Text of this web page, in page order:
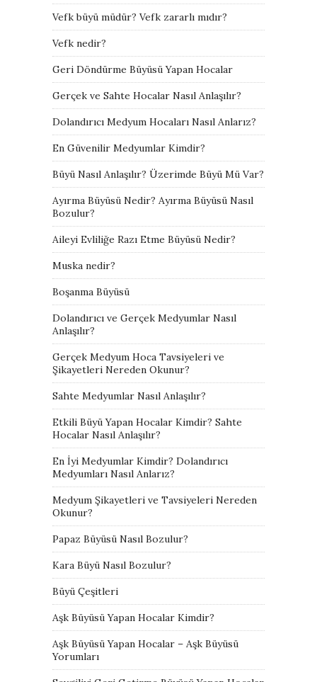
Vefk büyü müdür? Vefk zararlı mıdır?
Vefk nedir?
Geri Döndürme Büyüsü Yapan Hocalar
Gerçek ve Sahte Hocalar Nasıl Anlaşılır?
Dolandırıcı Medyum Hocaları Nasıl Anlarız?
En Güvenilir Medyumlar Kimdir?
Büyü Nasıl Anlaşılır? Üzerimde Büyü Mü Var?
Ayırma Büyüsü Nedir? Ayırma Büyüsü Nasıl
Bozulur?
Aileyi Evliliğe Razı Etme Büyüsü Nedir?
Muska nedir?
Boşanma Büyüsü
Dolandırıcı ve Gerçek Medyumlar Nasıl
Anlaşılır?
Gerçek Medyum Hoca Tavsiyeleri ve
Şikayetleri Nereden Okunur?
Sahte Medyumlar Nasıl Anlaşılır?
Etkili Büyü Yapan Hocalar Kimdir? Sahte
Hocalar Nasıl Anlaşılır?
En İyi Medyumlar Kimdir? Dolandırıcı
Medyumları Nasıl Anlarız?
Medyum Şikayetleri ve Tavsiyeleri Nereden
Okunur?
Papaz Büyüsü Nasıl Bozulur?
Kara Büyü Nasıl Bozulur?
Büyü Çeşitleri
Aşk Büyüsü Yapan Hocalar Kimdir?
Aşk Büyüsü Yapan Hocalar – Aşk Büyüsü
Yorumları